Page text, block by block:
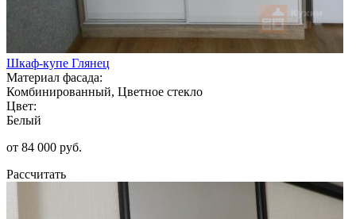
Шкаф-купе Глянец
Материал фасада:
Комбинированный, Цветное стекло
Цвет:
Белый
от 84 000 руб.
Рассчитать